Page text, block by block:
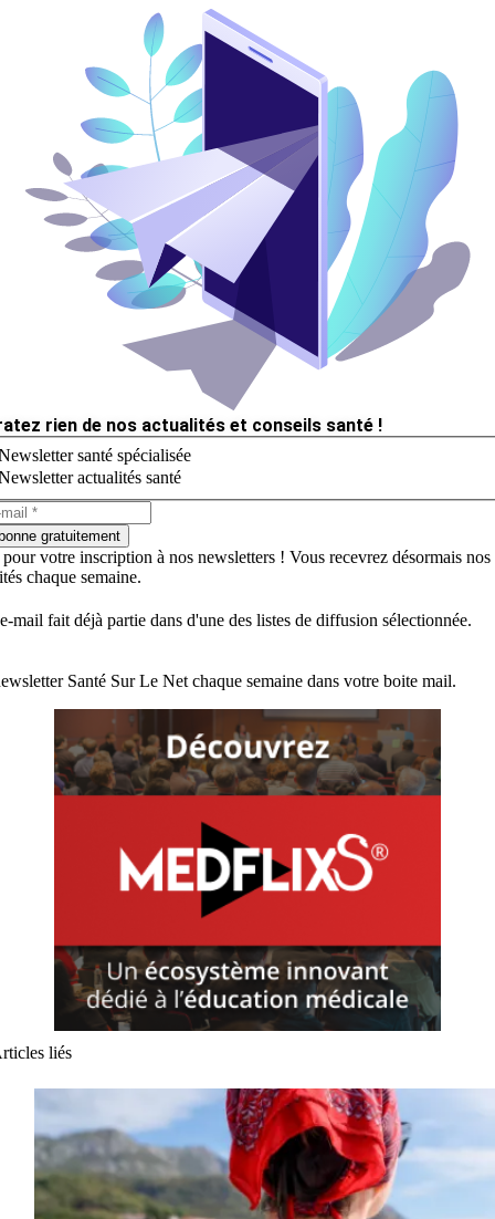
rien de nos actualités et conseils santé !
santé spécialisée
actualités santé
gratuitement
votre inscription à nos newsletters ! Vous recevrez désormais nos
chaque semaine.
mail fait déjà partie dans d'une des listes de diffusion sélectionnée.
Santé Sur Le Net chaque semaine dans votre boite mail.
liés